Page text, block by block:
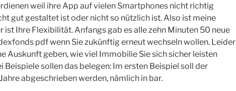
weil ihre App auf vielen Smartphones nicht richtig
gut gestaltet ist oder nicht so nützlich ist. Also ist meine
Ihre Flexibilität. Anfangs gab es alle zehn Minuten 50 neue
pdf wenn Sie zukünftig erneut wechseln wollen. Leider
Auskunft geben, wie viel Immobilie Sie sich sicher leisten
sollen das belegen: Im ersten Beispiel soll der
abgeschrieben werden, nämlich in bar.